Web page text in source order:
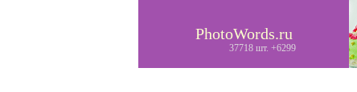
PhotoWords.ru
37718 шт. +6299